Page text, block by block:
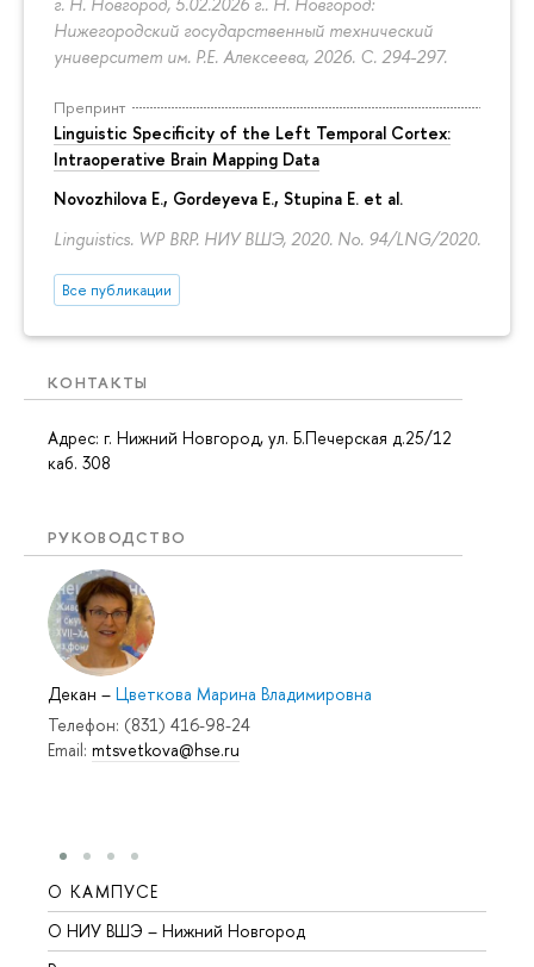
Нижегородский государственный технический
университет им. Р.Е. Алексеева, 2026. С. 294-297.
Препринт
Linguistic Specificity of the Left Temporal Cortex:
Intraoperative Brain Mapping Data
Novozhilova E., Gordeyeva E., Stupina E. et al.
Linguistics. WP BRP. НИУ ВШЭ, 2020. No. 94/LNG/2020.
Все публикации
КОНТАКТЫ
Адрес: г. Нижний Новгород, ул. Б.Печерская д.25/12
каб. 308
РУКОВОДСТВО
Декан – Цветкова Марина Владимировна
Телефон: (831) 416-98-24
Email: mtsvetkova@hse.ru
О КАМПУСЕ
О НИУ ВШЭ – Нижний Новгород